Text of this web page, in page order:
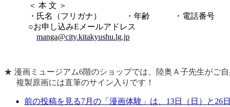
＜ 本 文 ＞
・氏名（フリガナ） ・年齢 ・電話番号
○お申し込みEメールアドレス
manga@city.kitakyushu.lg.jp
★ 漫画ミュージアム6階のショップでは、陸奥Ａ子先生がご
複製原画には直筆のサイン入りです！
前の投稿を見る7月の「漫画体験」は、13日（日）と26